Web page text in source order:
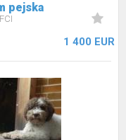
pejska
1 400 EUR